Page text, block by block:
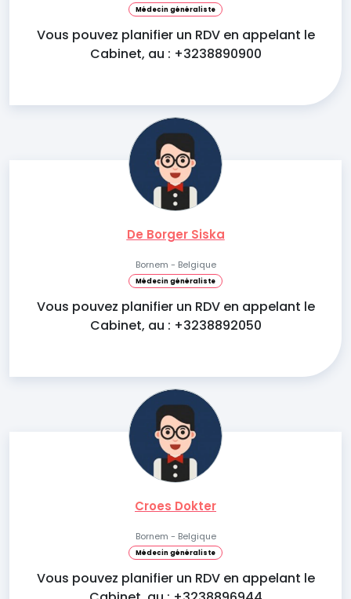
Médecin généraliste
Vous pouvez planifier un RDV en appelant le
Cabinet, au : +3238890900
De Borger Siska
Bornem - Belgique
Médecin généraliste
Vous pouvez planifier un RDV en appelant le
Cabinet, au : +3238892050
Croes Dokter
Bornem - Belgique
Médecin généraliste
Vous pouvez planifier un RDV en appelant le